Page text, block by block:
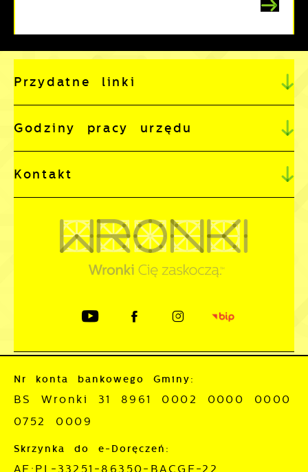
Przydatne linki
Godziny pracy urzędu
Kontakt
Nr konta bankowego Gminy:
BS Wronki 31 8961 0002 0000 0000
0752 0009
Skrzynka do e-Doręczeń:
AE:PL-33251-86350-BACGE-22